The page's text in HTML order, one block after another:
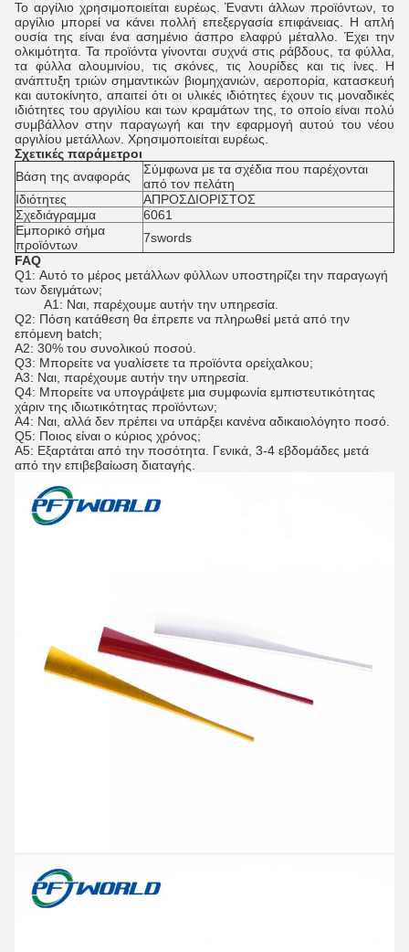
Το αργίλιο χρησιμοποιείται ευρέως. Έναντι άλλων προϊόντων, το
αργίλιο μπορεί να κάνει πολλή επεξεργασία επιφάνειας. Η απλή
ουσία της είναι ένα ασημένιο άσπρο ελαφρύ μέταλλο. Έχει την
ολκιμότητα. Τα προϊόντα γίνονται συχνά στις ράβδους, τα φύλλα,
τα φύλλα αλουμινίου, τις σκόνες, τις λουρίδες και τις ίνες. Η
ανάπτυξη τριών σημαντικών βιομηχανιών, αεροπορία, κατασκευή
και αυτοκίνητο, απαιτεί ότι οι υλικές ιδιότητες έχουν τις μοναδικές
ιδιότητες του αργιλίου και των κραμάτων της, το οποίο είναι πολύ
συμβάλλον στην παραγωγή και την εφαρμογή αυτού του νέου
αργιλίου μετάλλων. Χρησιμοποιείται ευρέως.
Σχετικές παράμετροι
Βάση της αναφοράς
Σύμφωνα με τα σχέδια που παρέχονται
από τον πελάτη
Ιδιότητες
ΑΠΡΟΣΔΙΟΡΙΣΤΟΣ
Σχεδιάγραμμα
6061
Εμπορικό σήμα
προϊόντων
7swords
FAQ
Q1: Αυτό το μέρος μετάλλων φύλλων υποστηρίζει την παραγωγή
των δειγμάτων;
Α1: Ναι, παρέχουμε αυτήν την υπηρεσία.
Q2: Πόση κατάθεση θα έπρεπε να πληρωθεί μετά από την
επόμενη batch;
A2: 30% του συνολικού ποσού.
Q3: Μπορείτε να γυαλίσετε τα προϊόντα ορείχαλκου;
A3: Ναι, παρέχουμε αυτήν την υπηρεσία.
Q4: Μπορείτε να υπογράψετε μια συμφωνία εμπιστευτικότητας
χάριν της ιδιωτικότητας προϊόντων;
A4: Ναι, αλλά δεν πρέπει να υπάρξει κανένα αδικαιολόγητο ποσό.
Q5: Ποιος είναι ο κύριος χρόνος;
A5: Εξαρτάται από την ποσότητα. Γενικά, 3-4 εβδομάδες μετά
από την επιβεβαίωση διαταγής.